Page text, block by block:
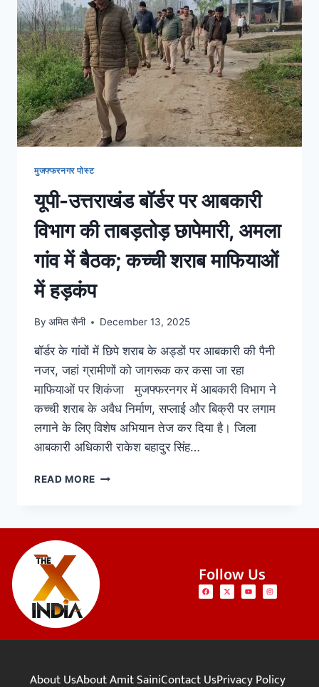
मुजफ्फरनगर पोस्ट
यूपी-उत्तराखंड बॉर्डर पर आबकारी
विभाग की ताबड़तोड़ छापेमारी, अमला
गांव में बैठक; कच्ची शराब माफियाओं
में हड़कंप
By अमित सैनी December 13, 2025
बॉर्डर के गांवों में छिपे शराब के अड्डों पर आबकारी की पैनी
नजर, जहां ग्रामीणों को जागरूक कर कसा जा रहा
माफियाओं पर शिकंजा मुजफ्फरनगर में आबकारी विभाग ने
कच्ची शराब के अवैध निर्माण, सप्लाई और बिक्री पर लगाम
लगाने के लिए विशेष अभियान तेज कर दिया है। जिला
आबकारी अधिकारी राकेश बहादुर सिंह…
READ MORE
Follow Us
About UsAbout Amit SainiContact UsPrivacy Policy